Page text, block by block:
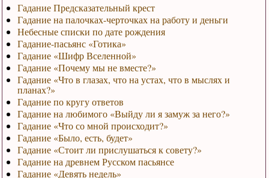
Гадание Предсказательный крест
Гадание на палочках-черточках на работу и деньги
Небесные списки по дате рождения
Гадание-пасьянс «Готика»
Гадание «Шифр Вселенной»
Гадание «Почему мы не вместе?»
Гадание «Что в глазах, что на устах, что в мыслях и
планах?»
Гадание по кругу ответов
Гадание на любимого «Выйду ли я замуж за него?»
Гадание «Что со мной происходит?»
Гадание «Было, есть, будет»
Гадание «Стоит ли прислушаться к совету?»
Гадание на древнем Русском пасьянсе
Гадание «Девять недель»